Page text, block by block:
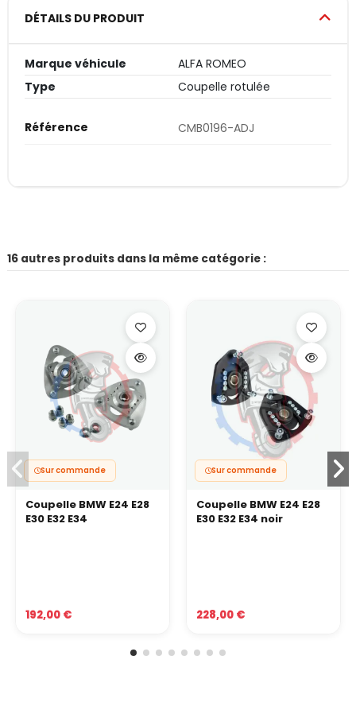
DÉTAILS DU PRODUIT
Marque véhicule
ALFA ROMEO
Type
Coupelle rotulée
Référence CMB0196-ADJ
16 autres produits dans la même catégorie :
Sur commande
Coupelle BMW E24 E28
E30 E32 E34
192,00 €
Sur commande
Coupelle BMW E24 E28
E30 E32 E34 noir
228,00 €